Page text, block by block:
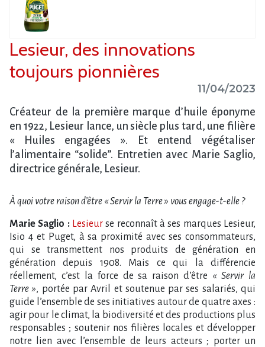
Lesieur, des innovations
toujours pionnières
11/04/2023
Créateur de la première marque d’huile éponyme
en 1922, Lesieur lance, un siècle plus tard, une filière
« Huiles engagées ». Et entend végétaliser
l’alimentaire “solide”. Entretien avec Marie Saglio,
directrice générale, Lesieur.
À quoi votre raison d’être « Servir la Terre » vous engage-t-elle ?
Marie Saglio : Lesieur se reconnaît à ses marques Lesieur,
Isio 4 et Puget, à sa proximité avec ses consommateurs,
qui se transmettent nos produits de génération en
génération depuis 1908. Mais ce qui la différencie
réellement, c’est la force de sa raison d’être « Servir la
Terre », portée par Avril et soutenue par ses salariés, qui
guide l’ensemble de ses initiatives autour de quatre axes :
agir pour le climat, la biodiversité et des productions plus
responsables ; soutenir nos filières locales et développer
notre lien avec l’ensemble de leurs acteurs ; porter un